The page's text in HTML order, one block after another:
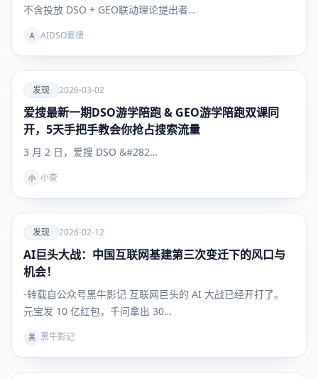
不含投放 DSO + GEO联动理论提出者…
A AIDSO爱搜
爱
发现
发现 2026-03-02
爱搜最新一期DSO游学陪跑 & GEO游学陪跑双课同
开，5天手把手教会你抢占搜索流量
3 月 2 日，爱搜 DSO &#282…
小 小查
爱
发现
发现 2026-02-12
AI巨头大战：中国互联网基建第三次变迁下的风口与
机会！
-转载自公众号黑牛影记 互联网巨头的 AI 大战已经开打了。
元宝发 10 亿红包，千问拿出 30…
黑 黑牛影记